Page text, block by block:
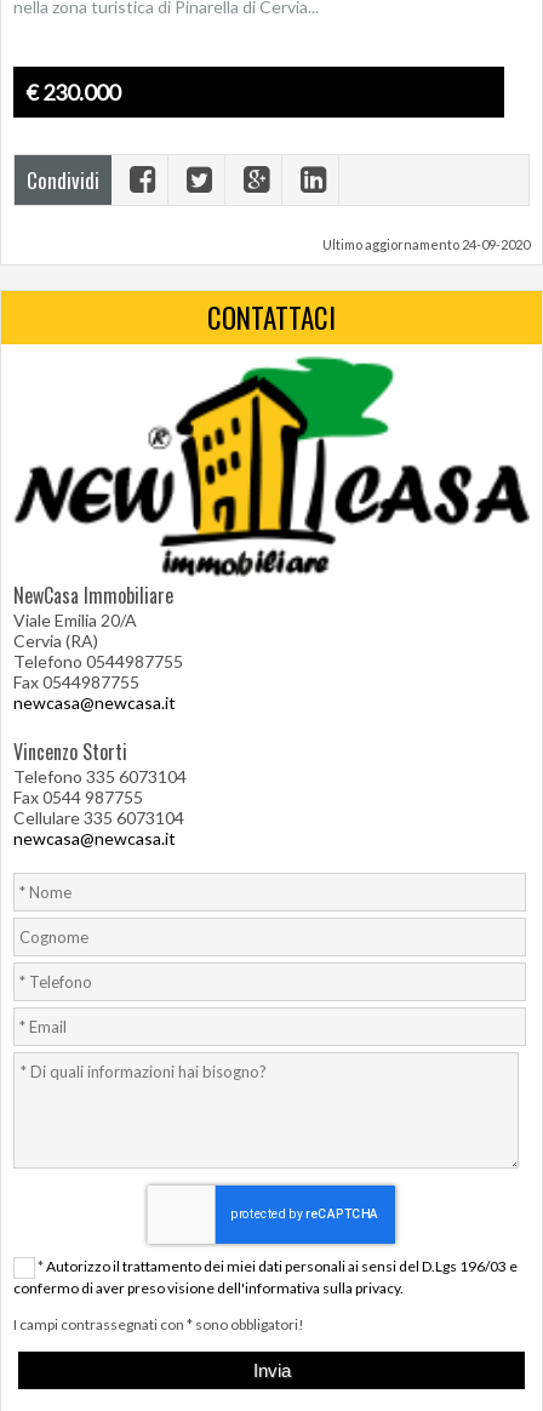
nella zona turistica di Pinarella di Cervia...
€ 230.000
Condividi
Ultimo aggiornamento 24-09-2020
CONTATTACI
NewCasa Immobiliare
Viale Emilia 20/A
Cervia (RA)
Telefono 0544987755
Fax 0544987755
newcasa@newcasa.it
Vincenzo Storti
Telefono 335 6073104
Fax 0544 987755
Cellulare 335 6073104
newcasa@newcasa.it
*Autorizzo il trattamento dei miei dati personali ai sensi del D.Lgs 196/03 e
confermo di aver preso visione dell'informativa sulla privacy.
I campi contrassegnati con * sono obbligatori!